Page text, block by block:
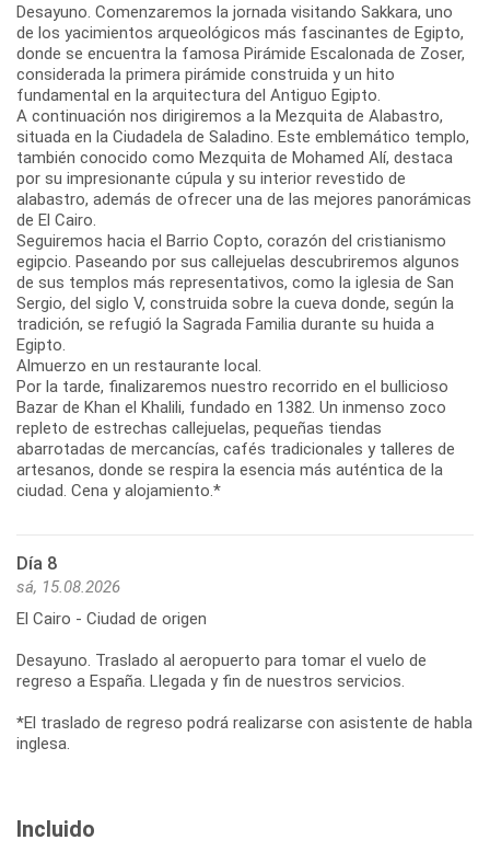
Desayuno. Comenzaremos la jornada visitando Sakkara, uno
de los yacimientos arqueológicos más fascinantes de Egipto,
donde se encuentra la famosa Pirámide Escalonada de Zoser,
considerada la primera pirámide construida y un hito
fundamental en la arquitectura del Antiguo Egipto.
A continuación nos dirigiremos a la Mezquita de Alabastro,
situada en la Ciudadela de Saladino. Este emblemático templo,
también conocido como Mezquita de Mohamed Alí, destaca
por su impresionante cúpula y su interior revestido de
alabastro, además de ofrecer una de las mejores panorámicas
de El Cairo.
Seguiremos hacia el Barrio Copto, corazón del cristianismo
egipcio. Paseando por sus callejuelas descubriremos algunos
de sus templos más representativos, como la iglesia de San
Sergio, del siglo V, construida sobre la cueva donde, según la
tradición, se refugió la Sagrada Familia durante su huida a
Egipto.
Almuerzo en un restaurante local.
Por la tarde, finalizaremos nuestro recorrido en el bullicioso
Bazar de Khan el Khalili, fundado en 1382. Un inmenso zoco
repleto de estrechas callejuelas, pequeñas tiendas
abarrotadas de mercancías, cafés tradicionales y talleres de
artesanos, donde se respira la esencia más auténtica de la
ciudad. Cena y alojamiento.*
Día 8
sá, 15.08.2026
El Cairo - Ciudad de origen
Desayuno. Traslado al aeropuerto para tomar el vuelo de
regreso a España. Llegada y fin de nuestros servicios.
*El traslado de regreso podrá realizarse con asistente de habla
inglesa.
Incluido